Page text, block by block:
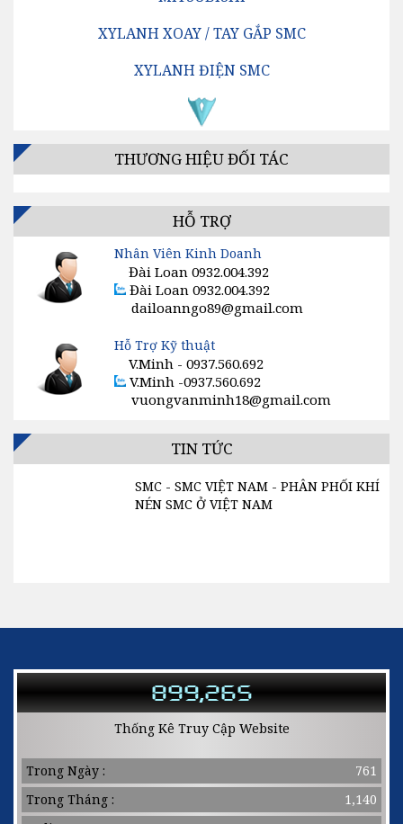
XYLANH XOAY / TAY GẮP SMC
XYLANH ĐIỆN SMC
VAN ĐỊNH HƯỚNG SMC
BỘ ĐIỀU CHỈNH ÁP SUẤT SMC
BỘ TĂNG ÁP / BỘ KÍCH ÁP SMC
VAN TIẾT LƯU SMC
GIẢM ÂM, SÚNG HƠI, ĐỒNG HỒ KHÍ SMC
VAN ĐIỆN TỪ SMC
MÁY SẤY KHÍ SMC
THƯƠNG HIỆU ĐỐI TÁC
HỖ TRỢ
Nhân Viên Kinh Doanh
Đài Loan 0932.004.392
Đài Loan 0932.004.392
dailoanngo89@gmail.com
Hỗ Trợ Kỹ thuật
V.Minh - 0937.560.692
V.Minh -0937.560.692
vuongvanminh18@gmail.com
TIN TỨC
SMC - SMC VIỆT NAM - PHÂN PHỐI KHÍ
NÉN SMC Ở VIỆT NAM
899,265
Thống Kê Truy Cập Website
Trong Ngày :
761
Trong Tháng :
1,140